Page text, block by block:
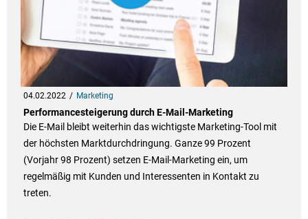
04.02.2022 Marketing
Performancesteigerung durch E-Mail-Marketing
Die E-Mail bleibt weiterhin das wichtigste Marketing-Tool mit
der höchsten Marktdurchdringung. Ganze 99 Prozent
(Vorjahr 98 Prozent) setzen E-Mail-Marketing ein, um
regelmäßig mit Kunden und Interessenten in Kontakt zu
treten.